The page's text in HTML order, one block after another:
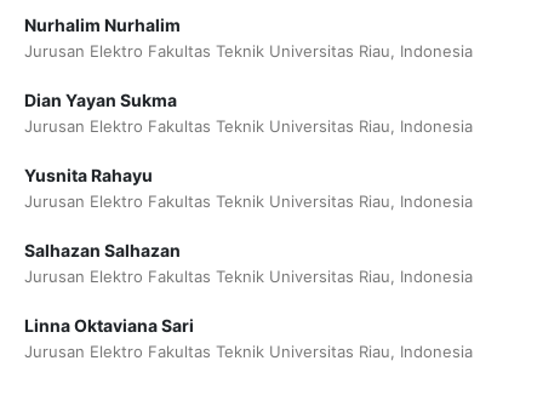
Nurhalim Nurhalim
Jurusan Elektro Fakultas Teknik Universitas Riau, Indonesia
Dian Yayan Sukma
Jurusan Elektro Fakultas Teknik Universitas Riau, Indonesia
Yusnita Rahayu
Jurusan Elektro Fakultas Teknik Universitas Riau, Indonesia
Salhazan Salhazan
Jurusan Elektro Fakultas Teknik Universitas Riau, Indonesia
Linna Oktaviana Sari
Jurusan Elektro Fakultas Teknik Universitas Riau, Indonesia